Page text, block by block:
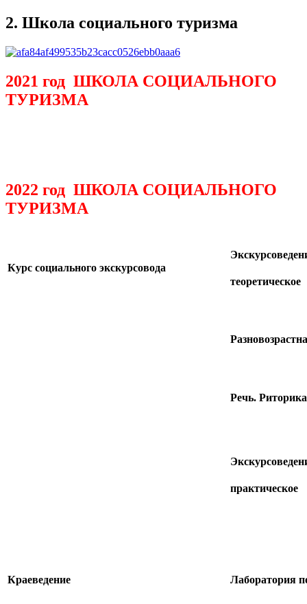
2. Школа социального туризма
2021 год ШКОЛА СОЦИАЛЬНОГО
ТУРИЗМА
2022 год ШКОЛА СОЦИАЛЬНОГО
ТУРИЗМА
Курс социального экскурсовода
теоретическое
Речь.
практическое
Краеведение Лаборатория